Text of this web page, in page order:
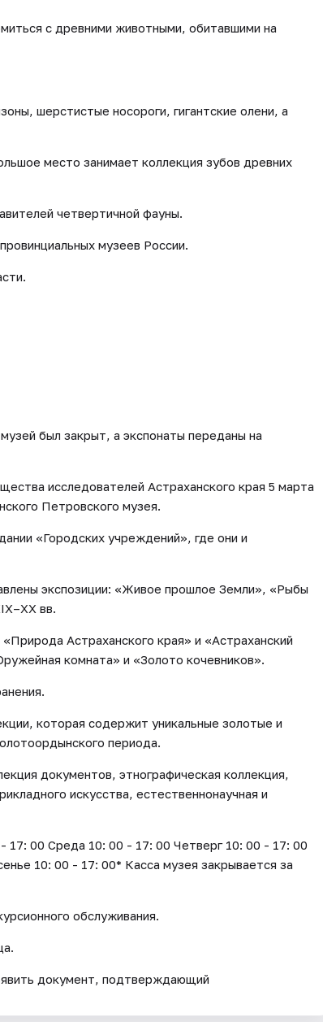
с древними животными, обитавшими на
шерстистые носороги, гигантские олени, а
место занимает коллекция зубов древних
четвертичной фауны.
музеев России.
был закрыт, а экспонаты переданы на
исследователей Астраханского края 5 марта
Петровского музея.
«Городских учреждений», где они и
экспозиции: «Живое прошлое Земли», «Рыбы
вв.
Астраханского края» и «Астраханский
комната» и «Золото кочевников».
которая содержит уникальные золотые и
периода.
документов, этнографическая коллекция,
искусства, естественнонаучная и
00 Среда 10: 00 - 17: 00 Четверг 10: 00 - 17: 00
10: 00 - 17: 00* Касса музея закрывается за
обслуживания.
документ, подтверждающий